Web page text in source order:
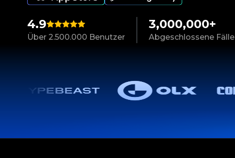
4.9
Über 2.500.000 Benutzer
3,000,000+
Abgeschlossene Fälle